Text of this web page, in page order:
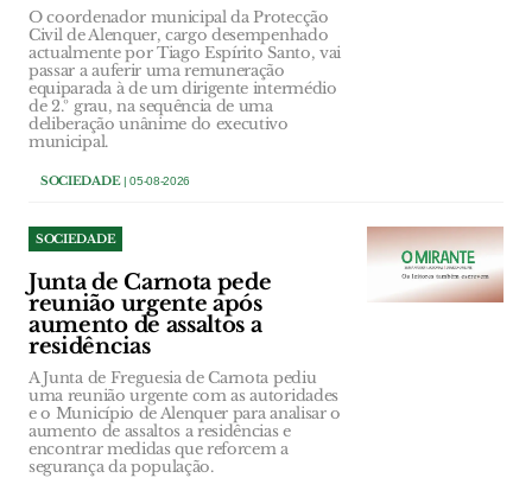
O coordenador municipal da Protecção
Civil de Alenquer, cargo desempenhado
actualmente por Tiago Espírito Santo, vai
passar a auferir uma remuneração
equiparada à de um dirigente intermédio
de 2.º grau, na sequência de uma
deliberação unânime do executivo
municipal.
SOCIEDADE| 05-08-2026
SOCIEDADE
Junta de Carnota pede
reunião urgente após
aumento de assaltos a
residências
A Junta de Freguesia de Carnota pediu
uma reunião urgente com as autoridades
e o Município de Alenquer para analisar o
aumento de assaltos a residências e
encontrar medidas que reforcem a
segurança da população.